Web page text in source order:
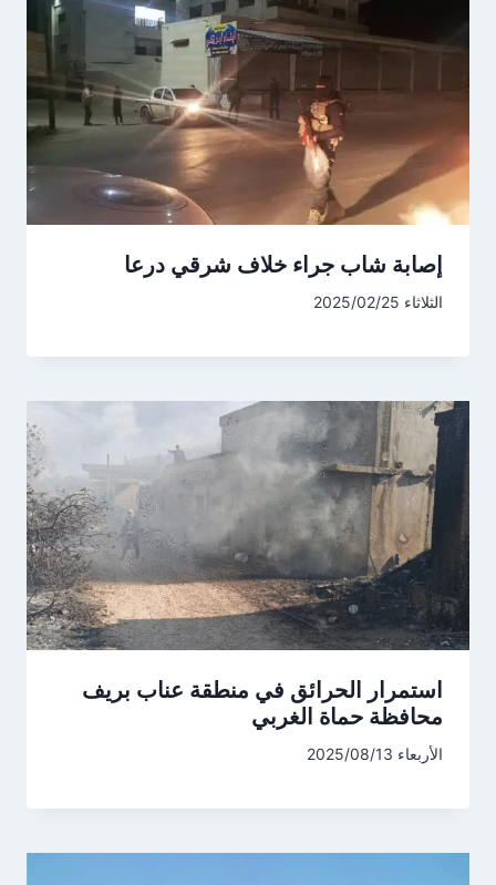
إصابة شاب جراء خلاف شرقي درعا
الثلاثاء 2025/02/25
استمرار الحرائق في منطقة عناب بريف
محافظة حماة الغربي
الأربعاء 2025/08/13